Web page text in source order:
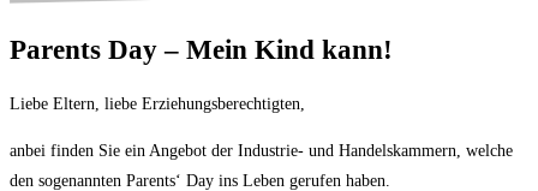
Parents Day – Mein Kind kann!
Liebe Eltern, liebe Erziehungsberechtigten,
anbei finden Sie ein Angebot der Industrie- und Handelskammern, welche
den sogenannten Parents‘ Day ins Leben gerufen haben.